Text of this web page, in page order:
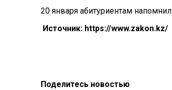
20 января абитуриентам
Источник: https://www.zakon.kz/
Поделитесь новостью